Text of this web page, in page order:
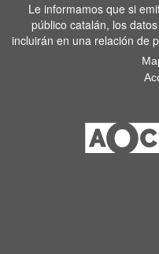
Le informamos que si
público catalán, los
incluirán en una relación de